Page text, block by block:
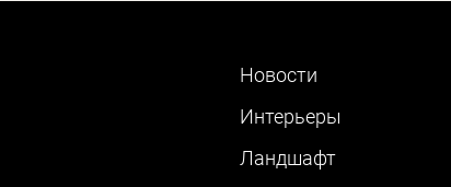
Новости
Интерьеры
Ландшафт